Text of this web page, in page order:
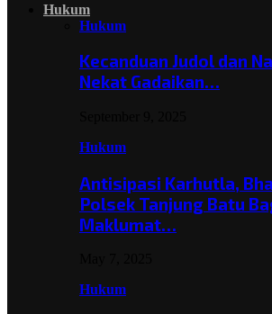
Hukum
Hukum
Kecanduan Judol dan
Nekat Gadaikan…
Hukum
Antisipasi Karhutla,
Polsek Tanjung Batu
Maklumat…
Hukum